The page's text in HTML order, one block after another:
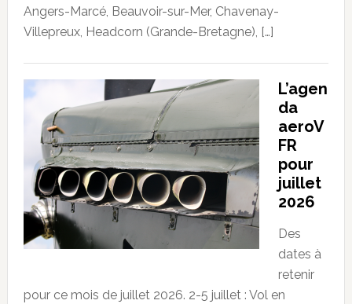
Angers-Marcé, Beauvoir-sur-Mer, Chavenay-
Villepreux, Headcorn (Grande-Bretagne), […]
L’agen
da
aeroV
FR
pour
juillet
2026
Des
dates à
retenir
pour ce mois de juillet 2026. 2-5 juillet : Vol en